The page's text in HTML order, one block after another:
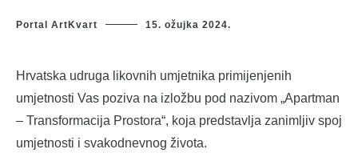
Portal ArtKvart 15. ožujka 2024.
Hrvatska udruga likovnih umjetnika primijenjenih
umjetnosti Vas poziva na izložbu pod nazivom „Apartman
– Transformacija Prostora“, koja predstavlja zanimljiv spoj
umjetnosti i svakodnevnog života.